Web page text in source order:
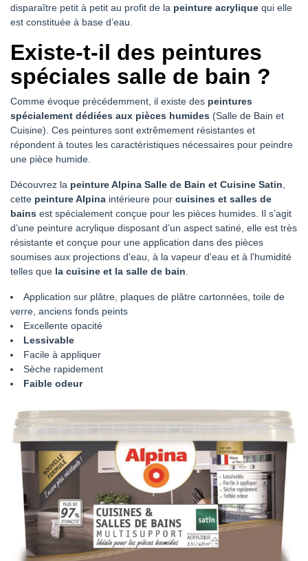
disparaître petit à petit au profit de la peinture acrylique qui elle
est constituée à base d’eau.
Existe-t-il des peintures
spéciales salle de bain ?
Comme évoque précédemment, il existe des peintures
spécialement dédiées aux pièces humides (Salle de Bain et
Cuisine). Ces peintures sont extrêmement résistantes et
répondent à toutes les caractéristiques nécessaires pour peindre
une pièce humide.
Découvrez la peinture Alpina Salle de Bain et Cuisine Satin,
cette peinture Alpina intérieure pour cuisines et salles de
bains est spécialement conçue pour les pièces humides. Il s’agit
d’une peinture acrylique disposant d’un aspect satiné, elle est très
résistante et conçue pour une application dans des pièces
soumises aux projections d'eau, à la vapeur d'eau et à l'humidité
telles que la cuisine et la salle de bain.
Application sur plâtre, plaques de plâtre cartonnées, toile de
verre, anciens fonds peints
Excellente opacité
Lessivable
Facile à appliquer
Sèche rapidement
Faible odeur